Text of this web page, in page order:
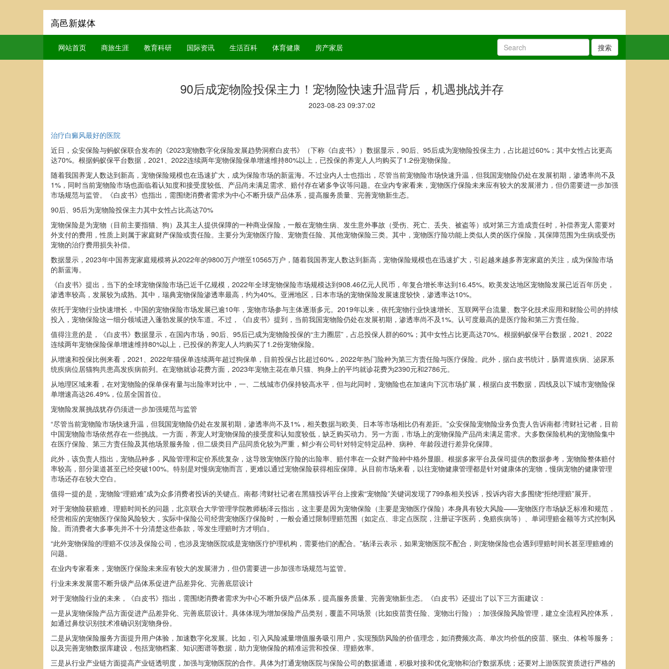
高邑新媒体
网站首页 商旅生涯 教育科研 国际资讯 生活百科 体育健康 房产家居 搜索
90后成宠物险投保主力！宠物险快速升温背后，机遇挑战并存
2023-08-23 09:37:02
治疗白癜风最好的医院
近日，众安保险与蚂蚁保联合发布的《2023宠物数字化保险发展趋势洞察白皮书》（下称《白皮书》）数据显示，90后、95后成为宠物险投保主力，占比超过60%；其中女性占比更高
达70%。根据蚂蚁保平台数据，2021、2022连续两年宠物保险保单增速维持80%以上，已投保的养宠人人均购买了1.2份宠物保险。
随着我国养宠人数达到新高，宠物保险规模也在迅速扩大，成为保险市场的新蓝海。不过业内人士也指出，尽管当前宠物险市场快速升温，但我国宠物险仍处在发展初期，渗透率尚不及
1%，同时当前宠物险市场也面临着认知度和接受度较低、产品尚未满足需求、赔付存在诸多争议等问题。在业内专家看来，宠物医疗保险未来应有较大的发展潜力，但仍需要进一步加强
市场规范与监管。《白皮书》也指出，需围绕消费者需求为中心不断升级产品体系，提高服务质量、完善宠物新生态。
90后、95后为宠物险投保主力其中女性占比高达70%
宠物保险是为宠物（目前主要指猫、狗）及其主人提供保障的一种商业保险，一般在宠物生病、发生意外事故（受伤、死亡、丢失、被盗等）或对第三方造成责任时，补偿养宠人需要对
外支付的费用，性质上则属于家庭财产保险或责任险。主要分为宠物医疗险、宠物责任险、其他宠物保险三类。其中，宠物医疗险功能上类似人类的医疗保险，其保障范围为生病或受伤
宠物的治疗费用损失补偿。
数据显示，2023年中国养宠家庭规模将从2022年的9800万户增至10565万户，随着我国养宠人数达到新高，宠物保险规模也在迅速扩大，引起越来越多养宠家庭的关注，成为保险市场
的新蓝海。
《白皮书》提出，当下的全球宠物保险市场已近千亿规模，2022年全球宠物保险市场规模达到908.46亿元人民币，年复合增长率达到16.45%。欧美发达地区宠物险发展已近百年历史，
渗透率较高，发展较为成熟。其中，瑞典宠物保险渗透率最高，约为40%。亚洲地区，日本市场的宠物保险发展速度较快，渗透率达10%。
依托于宠物行业快速增长，中国的宠物保险市场发展已逾10年，宠物市场参与主体逐渐多元。2019年以来，依托宠物行业快速增长、互联网平台流量、数字化技术应用和财险公司的持续
投入，宠物保险这一细分领域进入蓬勃发展的快车道。不过，《白皮书》提到，当前我国宠物险仍处在发展初期，渗透率尚不及1%。认可度最高的是医疗险和第三方责任险。
值得注意的是，《白皮书》数据显示，在国内市场，90后、95后已成为宠物险投保的“主力圈层”，占总投保人群的60%；其中女性占比更高达70%。根据蚂蚁保平台数据，2021、2022
连续两年宠物保险保单增速维持80%以上，已投保的养宠人人均购买了1.2份宠物保险。
从增速和投保比例来看，2021、2022年猫保单连续两年超过狗保单，目前投保占比超过60%，2022年热门险种为第三方责任险与医疗保险。此外，据白皮书统计，肠胃道疾病、泌尿系
统疾病位居猫狗共患高发疾病前列。在宠物就诊花费方面，2023年宠物主花在单只猫、狗身上的平均就诊花费为2390元和2786元。
从地理区域来看，在对宠物险的保单保有量与出险率对比中，一、二线城市仍保持较高水平，但与此同时，宠物险也在加速向下沉市场扩展，根据白皮书数据，四线及以下城市宠物险保
单增速高达26.49%，位居全国首位。
宠物险发展挑战犹存仍须进一步加强规范与监管
“尽管当前宠物险市场快速升温，但我国宠物险仍处在发展初期，渗透率尚不及1%，相关数据与欧美、日本等市场相比仍有差距。”众安保险宠物险业务负责人告诉南都·湾财社记者，目前
中国宠物险市场依然存在一些挑战。一方面，养宠人对宠物保险的接受度和认知度较低，缺乏购买动力。另一方面，市场上的宠物保险产品尚未满足需求。大多数保险机构的宠物险集中
在医疗保险、第三方责任险及其他场景服务险，但二级类目产品同质化较为严重，鲜少有公司针对特定特定品种、病种、年龄段进行差异化保障。
此外，该负责人指出，宠物品种多，风险管理和定价系统复杂，这导致宠物医疗险的出险率、赔付率在一众财产险种中格外显眼。根据多家平台及保司提供的数据参考，宠物险整体赔付
率较高，部分渠道甚至已经突破100%。特别是对慢病宠物而言，更难以通过宠物保险获得相应保障。从目前市场来看，以往宠物健康管理都是针对健康体的宠物，慢病宠物的健康管理
市场还存在较大空白。
值得一提的是，宠物险“理赔难”成为众多消费者投诉的关键点。南都·湾财社记者在黑猫投诉平台上搜索“宠物险”关键词发现了799条相关投诉，投诉内容大多围绕“拒绝理赔”展开。
对于宠物险获赔难、理赔时间长的问题，北京联合大学管理学院教师杨泽云指出，这主要是因为宠物保险（主要是宠物医疗保险）本身具有较大风险——宠物医疗市场缺乏标准和规范，
经营相应的宠物医疗保险风险较大，实际中保险公司经营宠物医疗保险时，一般会通过限制理赔范围（如定点、非定点医院，注册证字医药，免赔疾病等）、单词理赔金额等方式控制风
险。而消费者大多事先并不十分清楚这些条款，等发生理赔时方才明白。
“此外宠物保险的理赔不仅涉及保险公司，也涉及宠物医院或是宠物医疗护理机构，需要他们的配合。”杨泽云表示，如果宠物医院不配合，则宠物保险也会遇到理赔时间长甚至理赔难的
问题。
在业内专家看来，宠物医疗保险未来应有较大的发展潜力，但仍需要进一步加强市场规范与监管。
行业未来发展需不断升级产品体系促进产品差异化、完善底层设计
对于宠物险行业的未来，《白皮书》指出，需围绕消费者需求为中心不断升级产品体系，提高服务质量、完善宠物新生态。《白皮书》还提出了以下三方面建议：
一是从宠物保险产品方面促进产品差异化、完善底层设计。具体体现为增加保险产品类别，覆盖不同场景（比如疫苗责任险、宠物出行险）；加强保险风险管理，建立全流程风控体系，
如通过鼻纹识别技术准确识别宠物身份。
二是从宠物保险服务方面提升用户体验，加速数字化发展。比如，引入风险减量增值服务吸引用户，实现预防风险的价值理念，如消费频次高、单次均价低的疫苗、驱虫、体检等服务；
以及完善宠物数据库建设，包括宠物档案、知识图谱等数据，助力宠物保险的精准运营和投保、理赔效率。
三是从行业产业链方面提高产业链透明度，加强与宠物医院的合作。具体为打通宠物医院与保险公司的数据通道，积极对接和优化宠物和治疗数据系统；还要对上游医院资质进行严格的